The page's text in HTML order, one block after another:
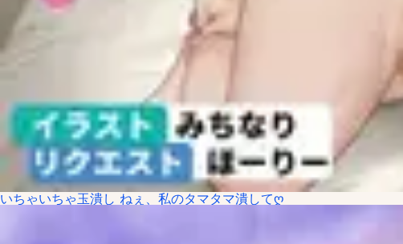
いちゃいちゃ玉潰し ねぇ、私のタマタマ潰してღ